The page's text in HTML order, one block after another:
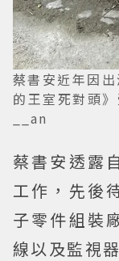
蔡書安近年因
的王室死對頭
__an
蔡書安透露
工作，先後
子零件組裝
線以及監視